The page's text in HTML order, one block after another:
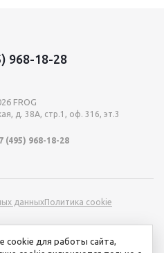
968-18-28
FROG
д. 38А, стр.1, оф. 316, эт.3
(495) 968-18-28
данныхПолитика cookie
cookie для работы сайта,